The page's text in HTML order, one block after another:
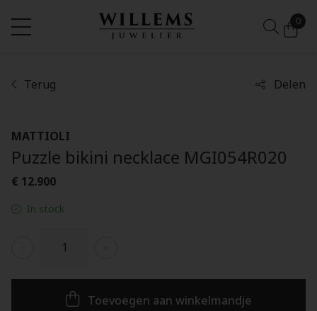
0
Terug Delen
MATTIOLI
Puzzle bikini necklace MGI054R020
€ 12.900
In stock
Toevoegen aan winkelmandje